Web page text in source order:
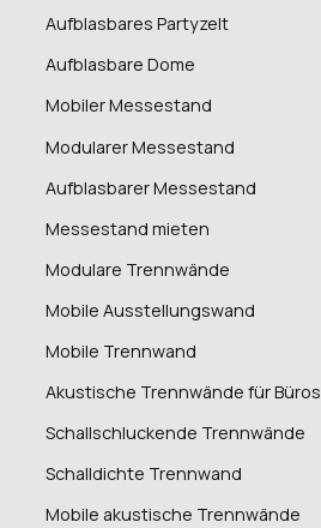
Aufblasbares Partyzelt
Aufblasbare Dome
Mobiler Messestand
Modularer Messestand
Aufblasbarer Messestand
Messestand mieten
Modulare Trennwände
Mobile Ausstellungswand
Mobile Trennwand
Akustische Trennwände für Büros
Schallschluckende Trennwände
Schalldichte Trennwand
Mobile akustische Trennwände